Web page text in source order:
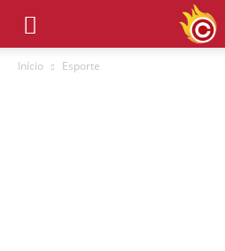
Início Esporte